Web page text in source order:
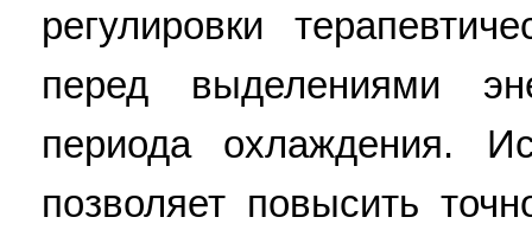
регулировки
перед выделениями
периода охлаждения.
позволяет повысить